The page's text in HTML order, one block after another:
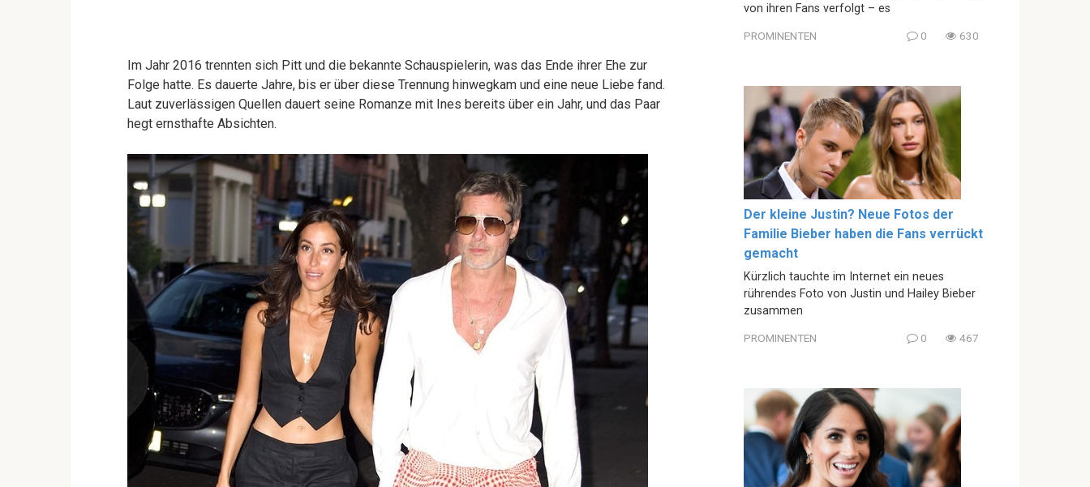
Im Jahr 2016 trennten sich Pitt und die bekannte Schauspielerin, was das Ende ihrer Ehe zur
Folge hatte. Es dauerte Jahre, bis er über diese Trennung hinwegkam und eine neue Liebe fand.
Laut zuverlässigen Quellen dauert seine Romanze mit Ines bereits über ein Jahr, und das Paar
hegt ernsthafte Absichten.
von ihren Fans verfolgt – es
PROMINENTEN 0 630
Der kleine Justin? Neue Fotos der
Familie Bieber haben die Fans verrückt
gemacht
Kürzlich tauchte im Internet ein neues
rührendes Foto von Justin und Hailey Bieber
zusammen
PROMINENTEN 0 467